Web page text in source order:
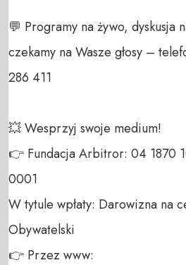
💬 Programy na żywo, dyskusja
czekamy na Wasze głosy –
286 411
💥 Wesprzyj swoje medium!
👉 Fundacja Arbitror: 04 1870
0001
W tytule wpłaty: Darowizna na
Obywatelski
👉 Przez www: